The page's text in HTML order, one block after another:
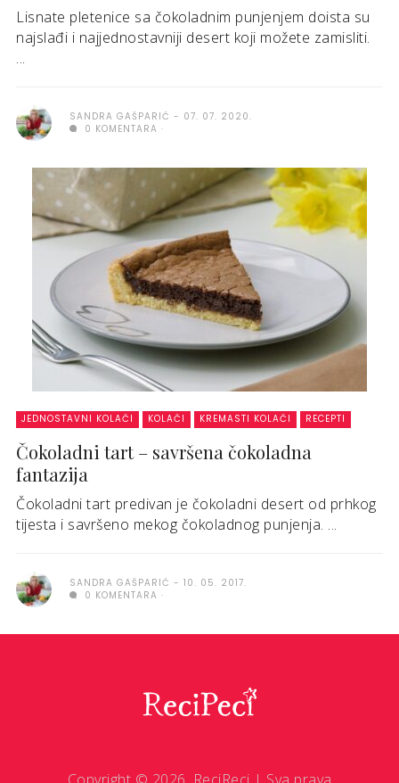
Lisnate pletenice sa čokoladnim punjenjem doista su
najslađi i najjednostavniji desert koji možete zamisliti.
...
SANDRA GAŠPARIĆ
07. 07. 2020.
0 KOMENTARA
JEDNOSTAVNI KOLAČI KOLAČI KREMASTI KOLAČI RECEPTI
Čokoladni tart – savršena čokoladna
fantazija
Čokoladni tart predivan je čokoladni desert od prhkog
tijesta i savršeno mekog čokoladnog punjenja. ...
SANDRA GAŠPARIĆ
10. 05. 2017.
0 KOMENTARA
Copyright © 2026. ReciReci | Sva prava